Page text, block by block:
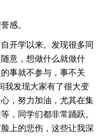
感。
开学以来。发现很多同
意，想做什么就做什
事就不参与，事不关
我发现大家有了很大变
，努力加油，尤其在集
，同学们都非常踊跃。
上的悲伤，这些让我深